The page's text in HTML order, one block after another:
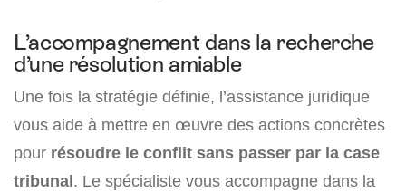
L’accompagnement dans la recherche
d’une résolution amiable
Une fois la stratégie définie, l’assistance juridique
vous aide à mettre en œuvre des actions concrètes
pour résoudre le conflit sans passer par la case
tribunal. Le spécialiste vous accompagne dans la